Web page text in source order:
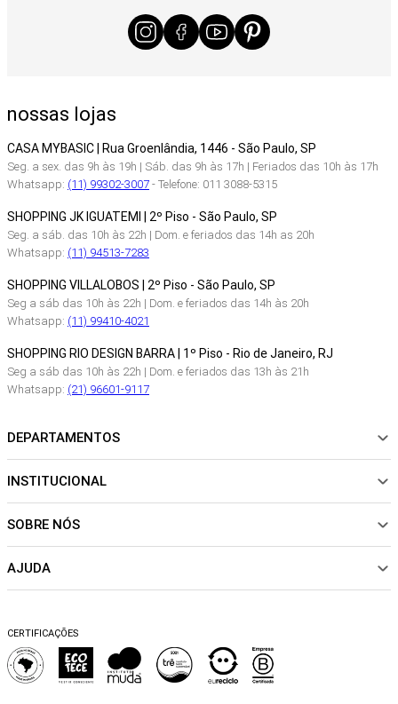
nossas lojas
CASA MYBASIC | Rua Groenlândia, 1446 - São Paulo, SP
Seg. a sex. das 9h às 19h | Sáb. das 9h às 17h | Feriados das 10h às 17h
Whatsapp: (11) 99302-3007- Telefone: 011 3088-5315
SHOPPING JK IGUATEMI | 2º Piso - São Paulo, SP
Seg. a sáb. das 10h às 22h | Dom. e feriados das 14h as 20h
Whatsapp: (11) 94513-7283
SHOPPING VILLALOBOS | 2º Piso - São Paulo, SP
Seg a sáb das 10h às 22h | Dom. e feriados das 14h às 20h
Whatsapp: (11) 99410-4021
SHOPPING RIO DESIGN BARRA | 1º Piso - Rio de Janeiro, RJ
Seg a sáb das 10h às 22h | Dom. e feriados das 13h às 21h
Whatsapp: (21) 96601-9117
DEPARTAMENTOS
NOVIDADES
CALÇADOS
SALE
INSTITUCIONAL
Sobre Nós
Sustentabilidade
Trocas e Devoluções
Perguntas Frequentes
Blog
SOBRE NÓS
Política de pagamento
AJUDA
Dicas de cuidados
Falar no WhatsApp
CERTIFICAÇÕES